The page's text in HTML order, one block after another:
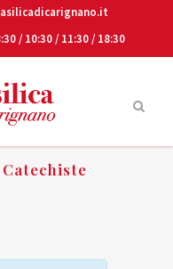
/ 10:30 / 11:30 / 18:30